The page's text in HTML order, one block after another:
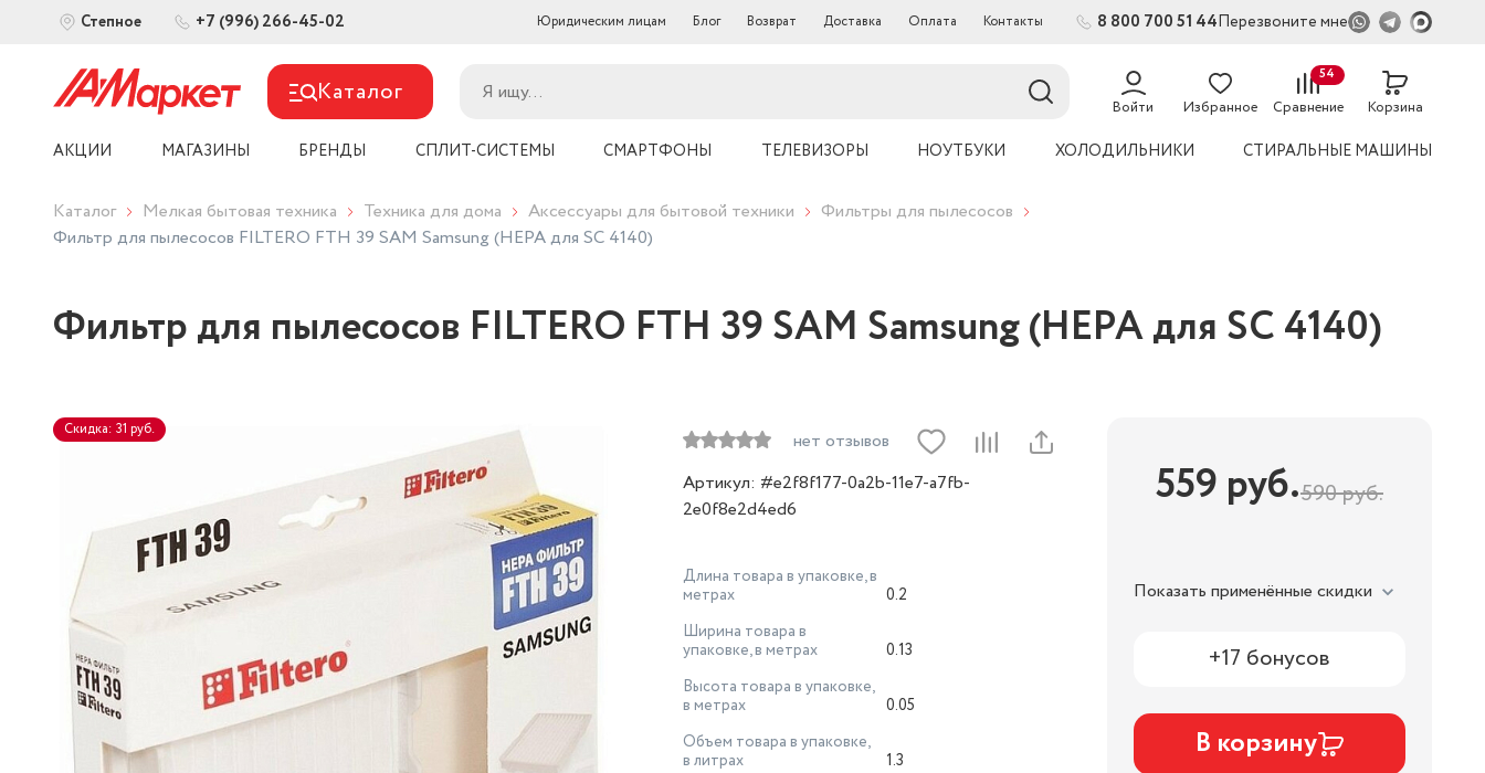
Степное +7 (996) 266-45-02 Юридическим лицам Блог Возврат Доставка Оплата Контакты 8 800 700 51 44Перезвоните мне
Каталог Войти Избранное Сравнение
54
Корзина
АКЦИИ МАГАЗИНЫ БРЕНДЫ СПЛИТ-СИСТЕМЫ СМАРТФОНЫ ТЕЛЕВИЗОРЫ НОУТБУКИ ХОЛОДИЛЬНИКИ СТИРАЛЬНЫЕ МАШИНЫ
Каталог Мелкая бытовая техника Техника для дома Аксессуары для бытовой техники
Фильтры для пылесосов
Фильтр для пылесосов FILTERO FTH 39 SAM Samsung (HEPA для SC 4140)
Фильтр для пылесосов FILTERO FTH 39 SAM Samsung (HEPA для SC 4140)
Скидка: 31 руб.
нет отзывов
Артикул: #e2f8f177-0a2b-11e7-a7fb-
2e0f8e2d4ed6
Длина товара в упаковке, в
метрах
0.2
Ширина товара в
упаковке, в метрах
0.13
Высота товара в упаковке,
в метрах
0.05
Объем товара в упаковке,
в литрах
1.3
559 руб.590руб.
Показать применённые скидки
+17 бонусов
В корзину